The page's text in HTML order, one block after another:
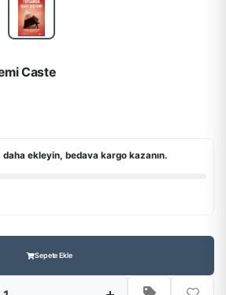
Caste
daha ekleyin, bedava kargo kazanın.
Sepete Ekle